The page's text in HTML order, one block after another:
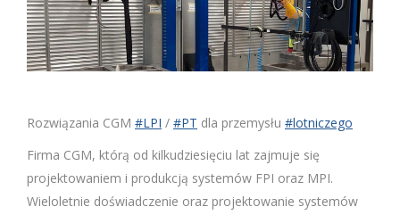
Rozwiązania CGM #LPI / #PT dla przemysłu #lotniczego
Firma CGM, którą od kilkudziesięciu lat zajmuje się
projektowaniem i produkcją systemów FPI oraz MPI.
Wieloletnie doświadczenie oraz projektowanie systemów